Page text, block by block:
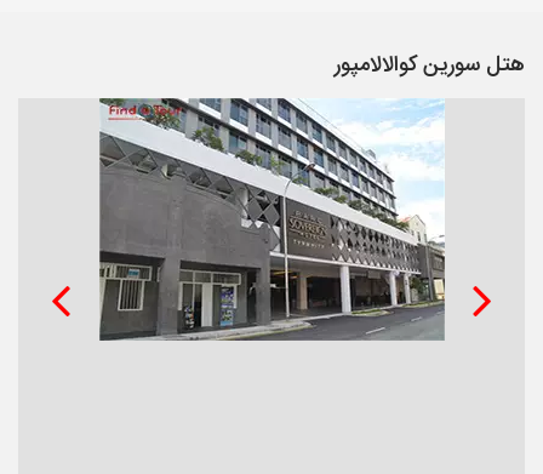
هتل سورین کوالالامپور